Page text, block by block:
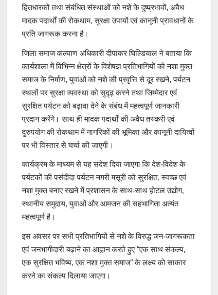
हितधारकों तथा संबंधित संस्थाओं को नशे के दुष्प्रभावों, अवैध
मादक पदार्थों की रोकथाम, सुरक्षा उपायों एवं कानूनी प्रावधानों के
प्रति जागरूक करना है।
जिला समाज कल्याण अधिकारी दीपांकर घिल्डियाल ने बताया कि
कार्यशाला में विभिन्न क्षेत्रों के विशेषज्ञ प्रतिभागियों को नशा मुक्त
समाज के निर्माण, युवाओं को नशे की प्रवृत्ति से दूर रखने, पर्यटन
स्थलों पर सुरक्षा व्यवस्था को सुदृढ़ करने तथा जिम्मेदार एवं
सुरक्षित पर्यटन को बढ़ावा देने के संबंध में महत्वपूर्ण जानकारी
प्रदान करेंगे। साथ ही मादक पदार्थों की अवैध तस्करी एवं
दुरुपयोग की रोकथाम में नागरिकों की भूमिका और कानूनी दायित्वों
पर भी विस्तार से चर्चा की जाएगी।
कार्यक्रम के माध्यम से यह संदेश दिया जाएगा कि देश-विदेश के
पर्यटकों की पसंदीदा पर्यटन नगरी मसूरी को सुरक्षित, स्वच्छ एवं
नशा मुक्त बनाए रखने में प्रशासन के साथ-साथ होटल उद्योग,
स्थानीय समुदाय, युवाओं और आमजन की सहभागिता अत्यंत
महत्वपूर्ण है।
इस अवसर पर सभी प्रतिभागियों से नशे के विरुद्ध जन-जागरूकता
एवं जनभागीदारी बढ़ाने का आह्वान करते हुए “एक साथ संकल्प,
एक सुरक्षित भविष्य, एक नशा मुक्त समाज” के लक्ष्य को साकार
करने का संकल्प दिलाया जाएगा।